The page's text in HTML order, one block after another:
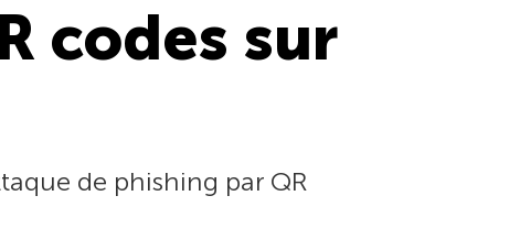
codes sur
de phishing par QR